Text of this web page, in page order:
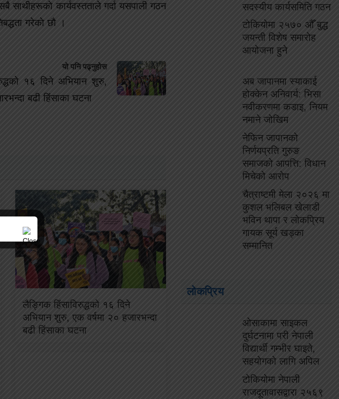
साथीहरूकाे कार्यवस्तताले गर्दा यसपाली गठन
गरेकाे छाै ।
यो पनि पढ्नुहोस
१६ दिने अभियान शुरु,
बढी हिंसाका घटना
लैङ्गिक हिंसाविरुद्धको १६ दिने
अभियान शुरु, एक वर्षमा २० हजारभन्दा
बढी हिंसाका घटना
सदस्यीय कार्यसमिति गठन
टोकियोमा २५७० औँ बुद्ध
जयन्ती विशेष समारोह
आयोजना हुने
अब जापानमा स्याकाई
होक्केन अनिवार्य: भिसा
नवीकरणमा कडाइ, नियम
नमाने जोखिम
नेफिन जापानको
निर्णयप्रति गुरुङ
समाजको आपत्ति: विधान
मिचेको आरोप
चैत्राष्टमी मेला २०२६ मा
कुशल भलिबल खेलाडी
भविन थापा र लोकप्रिय
गायक सूर्य खड्का
सम्मानित
लोकप्रिय
ओसाकामा साइकल
दुर्घटनामा परी नेपाली
विद्यार्थी गम्भीर घाइते,
सहयोगको लागि अपिल
टोकियोमा नेपाली
राजदूतावासद्वारा २५६९